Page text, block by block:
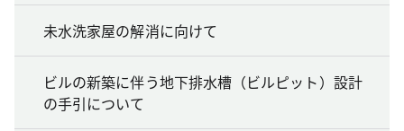
未水洗家屋の解消に向けて
ビルの新築に伴う地下排水槽（ビルピット）設計
の手引について